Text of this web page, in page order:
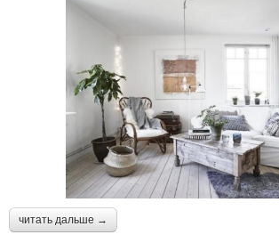
читать дальше →